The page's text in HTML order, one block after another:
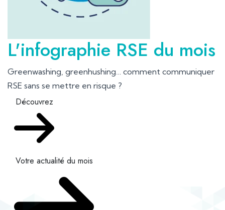
L'infographie RSE du mois
Greenwashing, greenhushing… comment communiquer
RSE sans se mettre en risque ?
Découvrez
Votre actualité du mois